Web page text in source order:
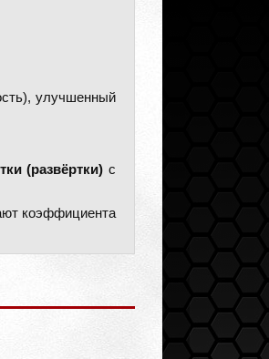
улучшенный
(развёртки) с
коэффициента